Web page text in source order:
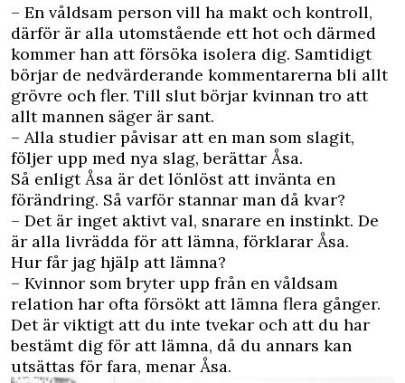
– En våldsam person vill ha makt och kontroll,
därför är alla utomstående ett hot och därmed
kommer han att försöka isolera dig. Samtidigt
börjar de nedvärderande kommentarerna bli allt
grövre och fler. Till slut börjar kvinnan tro att
allt mannen säger är sant.
– Alla studier påvisar att en man som slagit,
följer upp med nya slag, berättar Åsa.
Så enligt Åsa är det lönlöst att invänta en
förändring. Så varför stannar man då kvar?
– Det är inget aktivt val, snarare en instinkt. De
är alla livrädda för att lämna, förklarar Åsa.
Hur får jag hjälp att lämna?
– Kvinnor som bryter upp från en våldsam
relation har ofta försökt att lämna flera gånger.
Det är viktigt att du inte tvekar och att du har
bestämt dig för att lämna, då du annars kan
utsättas för fara, menar Åsa.